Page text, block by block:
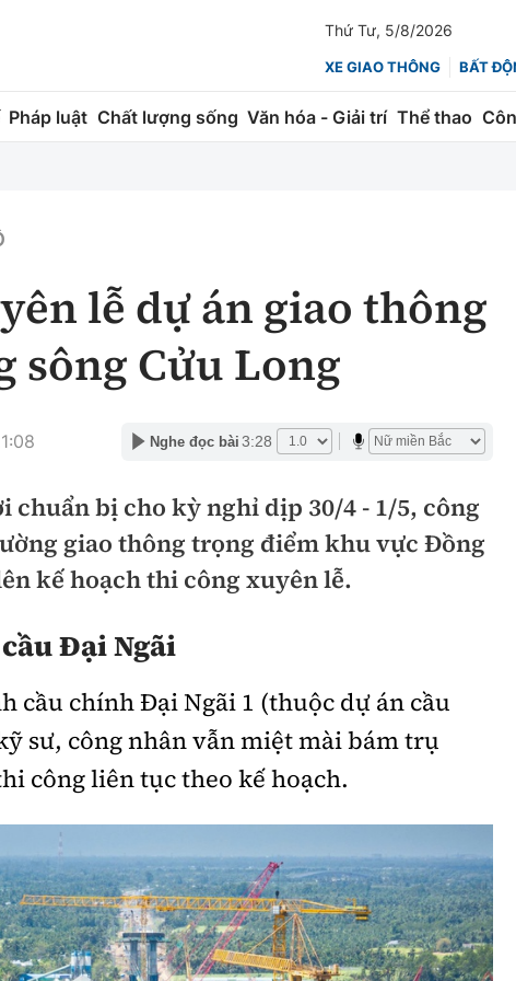
Thứ Tư, 5/8/2026
XE GIAO THÔNG BẤT
Pháp luật Chất lượng sống Văn hóa - Giải trí Thể thao
lượng
Hàng không
Đường sắt
Đường sắt tốc độ cao
Đường thủy
Hàng hải
Nhà thầu
Mời thầu - Đấu thầu
Thi viết về Ngành
Chứng khoán
Doanh nghiệp
thông
thông
Trí Thể thao
Bóng đá
Công nghệ
Công nghệ mới
lễ dự án giao thông
sông Cửu Long
Nghe đọc bài 3:28
bị cho kỳ nghỉ dịp 30/4 - 1/5, công
giao thông trọng điểm khu vực Đồng
kế hoạch thi công xuyên lễ.
Đại Ngãi
cầu chính Đại Ngãi 1 (thuộc dự án cầu
sư, công nhân vẫn miệt mài bám trụ
công liên tục theo kế hoạch.